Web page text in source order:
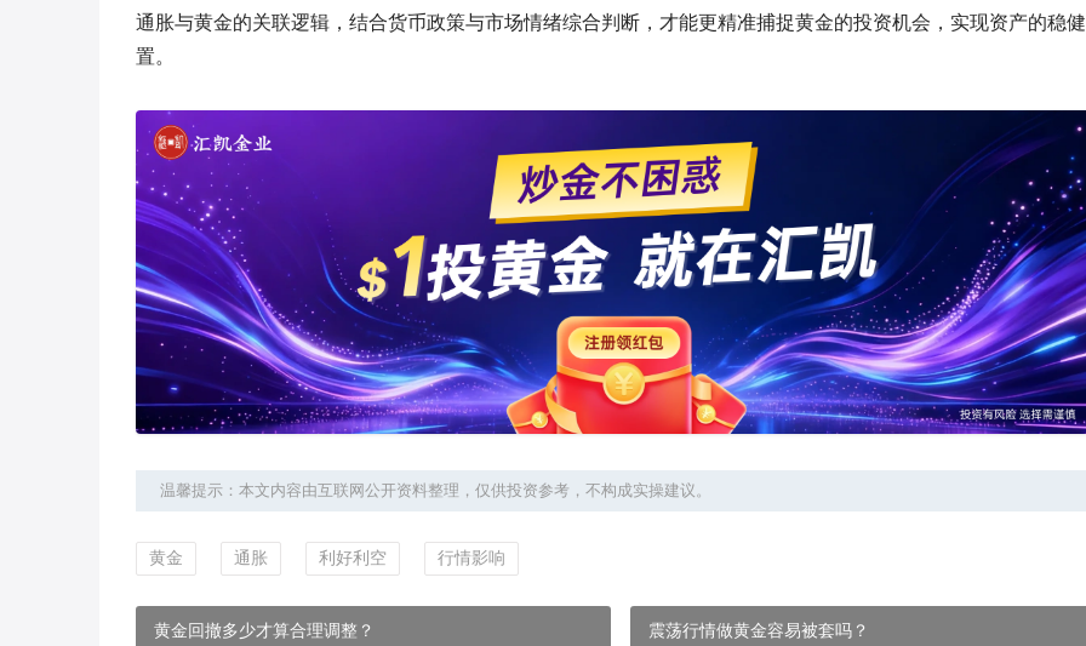
通胀与黄金的关联逻辑，结合货币政策与市场情绪综合判断，才能更精准捕捉黄金的投资机会，实现资产的稳
置。
温馨提示：本文内容由互联网公开资料整理，仅供投资参考，不构成实操建议。
黄金 通胀 利好利空 行情影响
黄金回撤多少才算合理调整？ 震荡行情做黄金容易被套吗？